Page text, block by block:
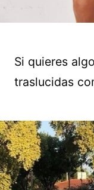
Si quieres
traslucidas